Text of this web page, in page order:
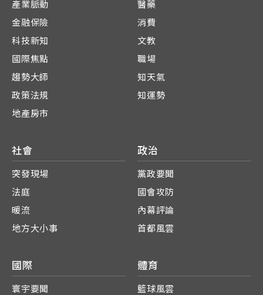
產業脈動
金融保險
科技新知
國際焦點
趨勢大師
政策法規
地產房市
醫藥
消費
文教
職場
知天氣
知運勢
社會
突發現場
法庭
暖流
地方大小事
政治
黨政要聞
國會攻防
內幕評論
首都風雲
國際
寰宇要聞
體育
籃球風雲